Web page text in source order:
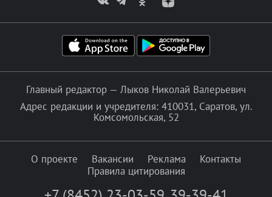
Главный редактор — Лыков Николай Валерьевич
Адрес редакции и учредителя: 410031, Саратов, ул.
Комсомольская, 52
О проекте Вакансии Реклама
Контакты
Правила цитирования